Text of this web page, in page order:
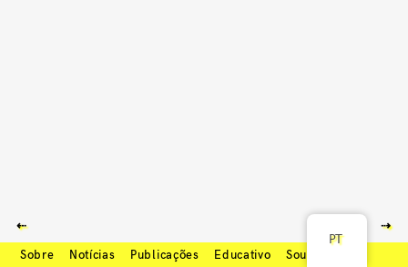
⇠ ⇢
PT
Sobre Notícias Publicações Educativo Soundcloud